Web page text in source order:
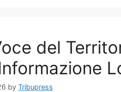
del
by Tribupress